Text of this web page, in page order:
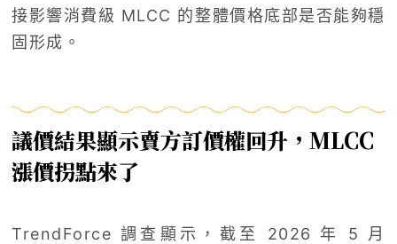
接影響消費級 MLCC 的整體價格底部是否能夠穩
固形成。
議價結果顯示賣方訂價權回升，MLCC
漲價拐點來了
TrendForce 調查顯示，截至 2026 年 5 月